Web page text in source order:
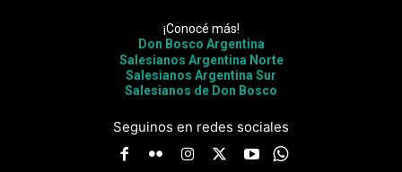
¡Conocé más!
Don Bosco Argentina
Salesianos Argentina Norte
Salesianos Argentina Sur
Salesianos de Don Bosco
Seguinos en redes sociales